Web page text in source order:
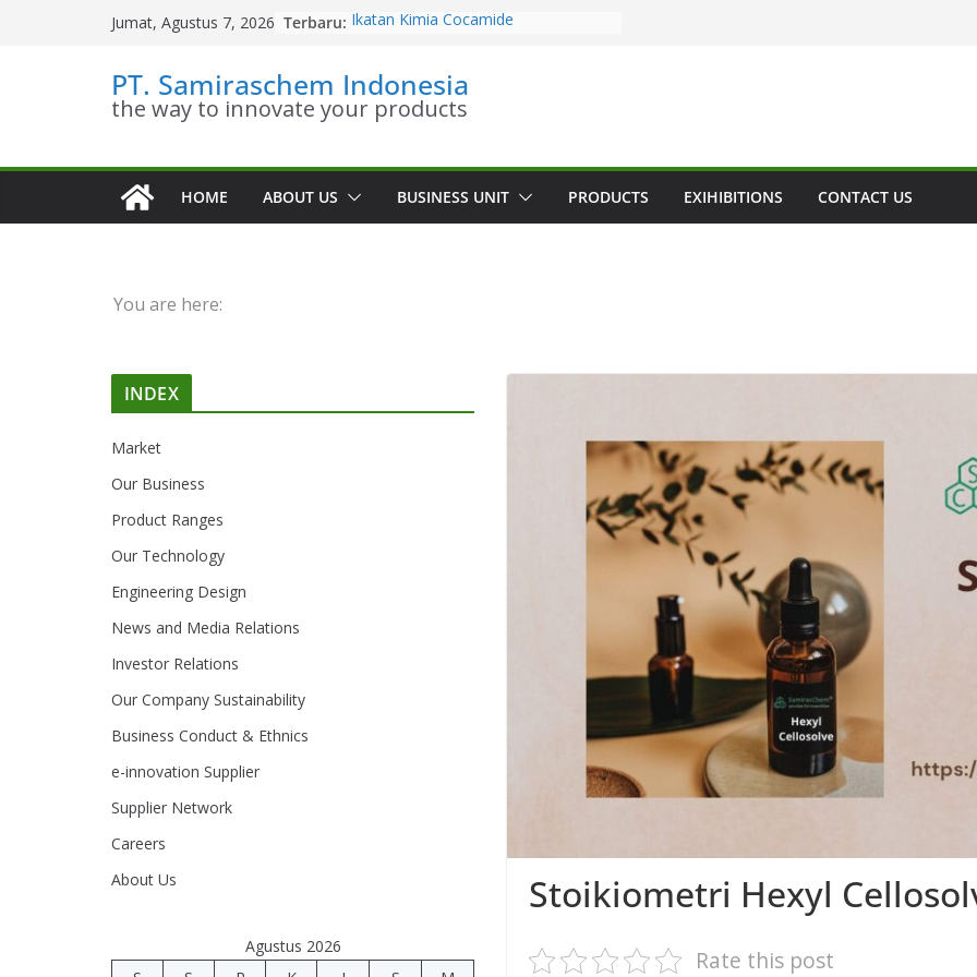
Jumat, Agustus 7, 2026 Terbaru: Ikatan Kimia Cocamide
Diethanolamine
Kinetika Kimia Cocamide
Diethanolamine
Sifat Kelarutan Cocamide
PT. Samiraschem Indonesia
the way to innovate your products
HOME ABOUT US BUSINESS UNIT PRODUCTS EXIHIBITIONS CONTACT US
You are here:
Stoikiometri Hexyl
Rate this post
INDEX
Market
Our Business
Product Ranges
Our Technology
Engineering Design
News and Media Relations
Investor Relations
Our Company Sustainability
Business Conduct & Ethnics
e-innovation Supplier
Supplier Network
Careers
About Us
Agustus 2026